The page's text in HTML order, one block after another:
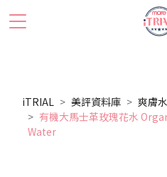
iTRIAL 美評資料庫
爽膚水
有機大馬士革玫瑰花水
Water